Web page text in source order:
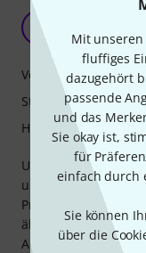
Mit unseren
fluffiges
dazugehört
passende
und das
Sie okay ist,
für
einfach durch
Sie können
über die
DD
Und noch ein
unentbehrlich.
Preislich den
ähnlich, ist es
Aber die
Verarbeitung
Stabilität
Handling